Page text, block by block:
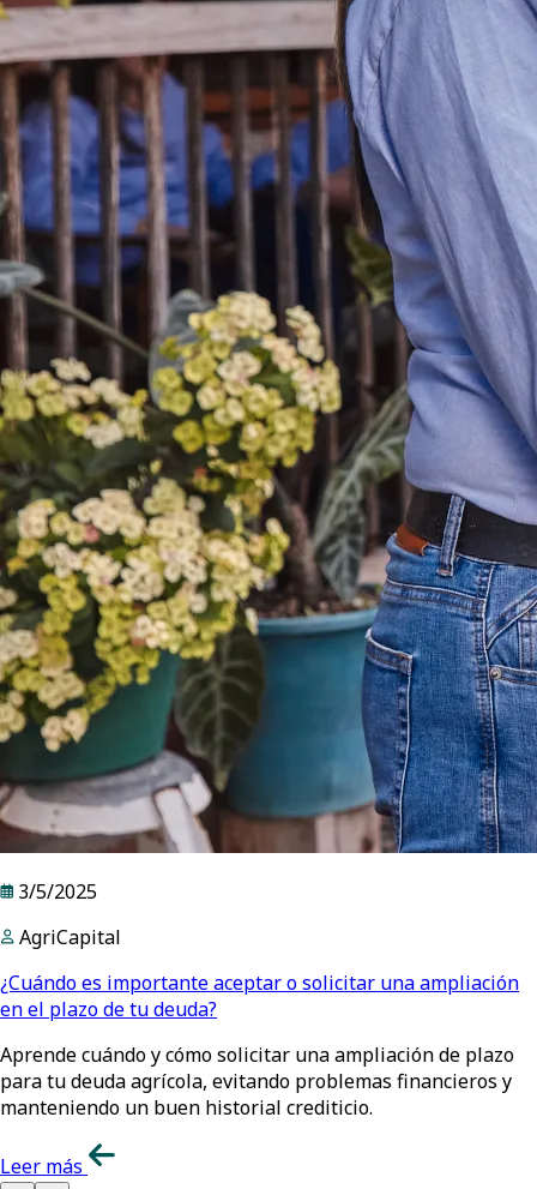
3/5/2025
AgriCapital
¿Cuándo es importante aceptar o solicitar una ampliación
en el plazo de tu deuda?
Aprende cuándo y cómo solicitar una ampliación de plazo
para tu deuda agrícola, evitando problemas financieros y
manteniendo un buen historial crediticio.
Leer más